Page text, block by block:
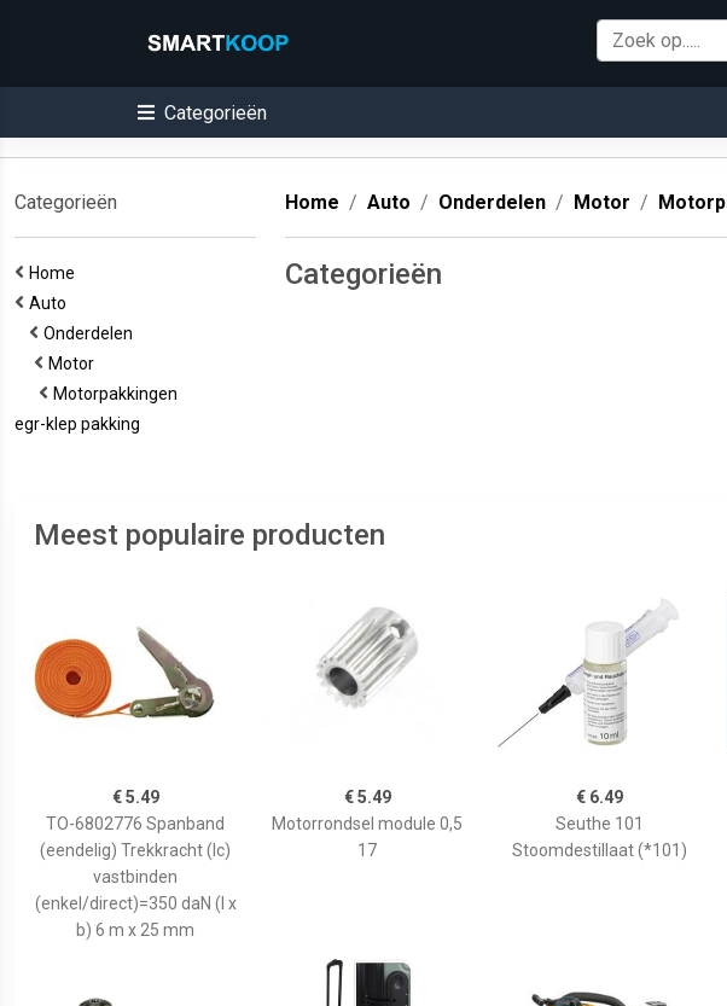
Categorieën
Categorieën
Home
Auto
Onderdelen
Motor
Motorpakkingen
egr-klep pakking
Home Auto Onderdelen Motor
Categorieën
Meest populaire producten
€ 5.49
TO-6802776 Spanband
(eendelig) Trekkracht (lc)
vastbinden
(enkel/direct)=350 daN (l x
b) 6 m x 25 mm
€ 5.49
Motorrondsel module 0,5
17
€ 6.49
Seuthe 101
Stoomdestillaat (*101)